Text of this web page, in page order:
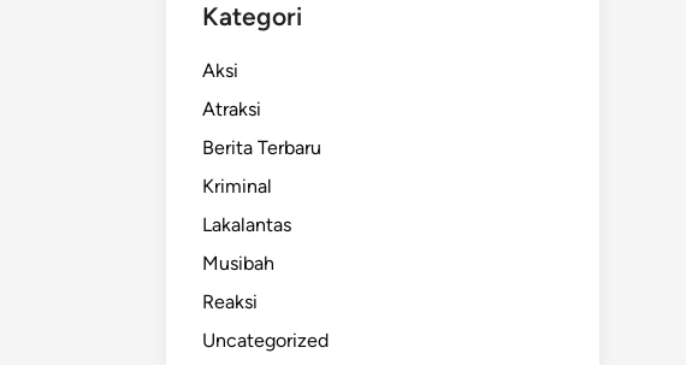
Kategori
Aksi
Atraksi
Berita Terbaru
Kriminal
Lakalantas
Musibah
Reaksi
Uncategorized